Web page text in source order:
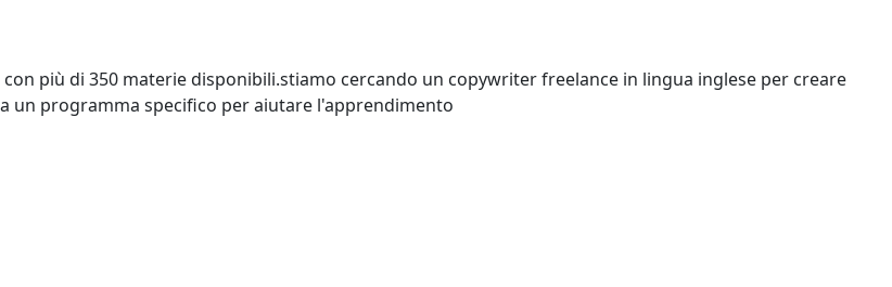
più di 350 materie disponibili.stiamo cercando un copywriter freelance in lingua inglese per creare
programma specifico per aiutare l'apprendimento